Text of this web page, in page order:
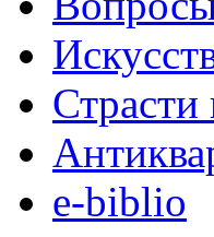
Страсти
e-biblio